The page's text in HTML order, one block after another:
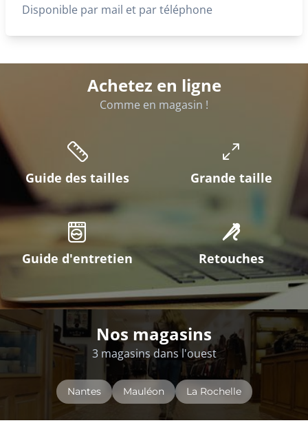
Disponible par mail et par téléphone
Achetez en ligne
Comme en magasin !
Guide des tailles Grande taille
Guide d'entretien Retouches
Nos magasins
3 magasins dans l'ouest
Nantes Mauléon La Rochelle